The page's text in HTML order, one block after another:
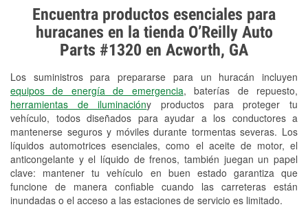
Encuentra productos esenciales para
huracanes en la tienda O’Reilly Auto
Parts #1320 en Acworth, GA
Los suministros para prepararse para un huracán incluyen
equipos de energía de emergencia, baterías de repuesto,
herramientas de iluminacióny productos para proteger tu
vehículo, todos diseñados para ayudar a los conductores a
mantenerse seguros y móviles durante tormentas severas. Los
líquidos automotrices esenciales, como el aceite de motor, el
anticongelante y el líquido de frenos, también juegan un papel
clave: mantener tu vehículo en buen estado garantiza que
funcione de manera confiable cuando las carreteras están
inundadas o el acceso a las estaciones de servicio es limitado.
Prueba de alternadores y
arrancadores
Revisión de la luz "Check Engine"
Reciclaje de baterías y aceite
Instalación de bombillas de faros
Instalación de limpiaparabrisas
Programa de Préstamo de
Herramientas
Rectificación de tambores y discos de